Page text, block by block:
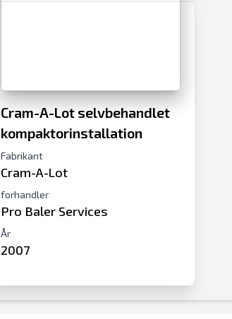
Cram-A-Lot selvbehandlet
kompaktorinstallation
Fabrikant
Cram-A-Lot
forhandler
Pro Baler Services
År
2007